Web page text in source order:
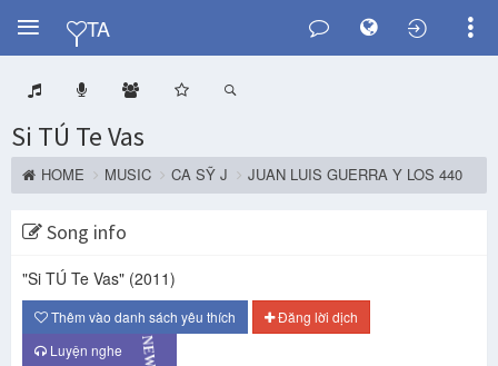
Y
TA
Si TÚ Te Vas
HOME MUSIC CA SỸ J JUAN LUIS GUERRA Y LOS 440
Song info
"Si TÚ Te Vas" (2011)
Thêm vào danh sách yêu thích
Đăng lời dịch
Luyện nghe
NEW